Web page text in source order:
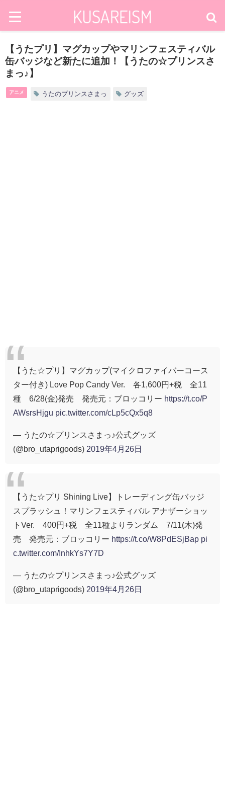
【うたプリ】マグカップやマリンフェスティバル
缶バッジなど新たに追加！【うたの☆プリンスさ
まっ♪】
アニメ うたのプリンスさまっ グッズ
【うた☆プリ】マグカップ(マイクロファイバーコース
ター付き) Love Pop Candy Ver. 各1,600円+税 全11
種 6/28(金)発売 発売元：ブロッコリー https://t.co/P
AWsrsHjgu pic.twitter.com/cLp5cQx5q8
— うたの☆プリンスさまっ♪公式グッズ
(@bro_utaprigoods) 2019年4月26日
【うた☆プリ Shining Live】トレーディング缶バッジ
スプラッシュ！マリンフェスティバル アナザーショッ
トVer. 400円+税 全11種よりランダム 7/11(木)発
売 発売元：ブロッコリー https://t.co/W8PdESjBap pi
c.twitter.com/InhkYs7Y7D
— うたの☆プリンスさまっ♪公式グッズ
(@bro_utaprigoods) 2019年4月26日